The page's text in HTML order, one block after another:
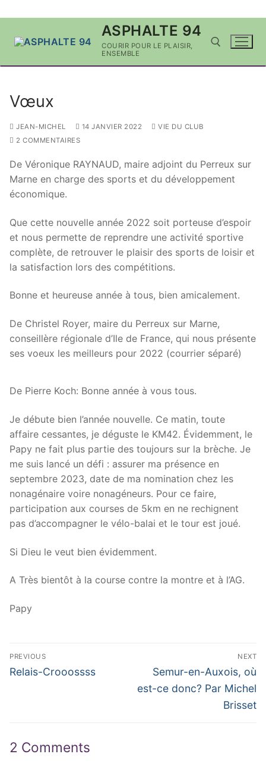
ASPHALTE 94
COURIR POUR LE PLAISIR,
ENSEMBLE
Vœux
JEAN-MICHEL 14 JANVIER 2022
VIE DU CLUB
2 COMMENTAIRES
De Véronique RAYNAUD, maire adjoint du Perreux sur
Marne en charge des sports et du développement
économique.
Que cette nouvelle année 2022 soit porteuse d’espoir
et nous permette de reprendre une activité sportive
complète, de retrouver le plaisir des sports de loisir et
la satisfaction lors des compétitions.
Bonne et heureuse année à tous, bien amicalement.
De Christel Royer, maire du Perreux sur Marne,
conseillère régionale d’Ile de France, qui nous présente
ses voeux les meilleurs pour 2022 (courrier séparé)
De Pierre Koch: Bonne année à vous tous.
Je débute bien l’année nouvelle. Ce matin, toute
affaire cessantes, je déguste le KM42. Évidemment, le
Papy ne fait plus partie des toujours sur la brèche. Je
me suis lancé un défi : assurer ma présence en
septembre 2023, date de ma nomination chez les
nonagénaire voire nonagéneurs. Pour ce faire,
participation aux courses de 5km en ne rechignent
pas d’accompagner le vélo-balai et le tour est joué.
Si Dieu le veut bien évidemment.
A Très bientôt à la course contre la montre et à l’AG.
Papy
Navigation
de
PREVIOUS
Previous
Relais-Crooossss
NEXT
Next
post:
Semur-en-Auxois, où
est-ce donc? Par Michel
Brisset
2 Comments